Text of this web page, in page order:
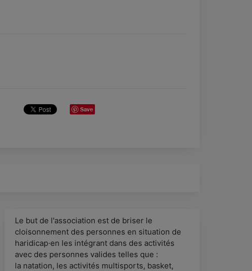
Save
Le but de l'association est de briser le
cloisonnement des personnes en situation de
haridicap·en les intégrant dans des activités
avec des personnes valides telles que :
la natation, les activités multisports, basket,